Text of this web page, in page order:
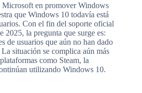
Microsoft en promover Windows
que Windows 10 todavía está
Con el fin del soporte oficial
2025, la pregunta que surge es:
de usuarios que aún no han dado
situación se complica aún más
como Steam, la
utilizando Windows 10.